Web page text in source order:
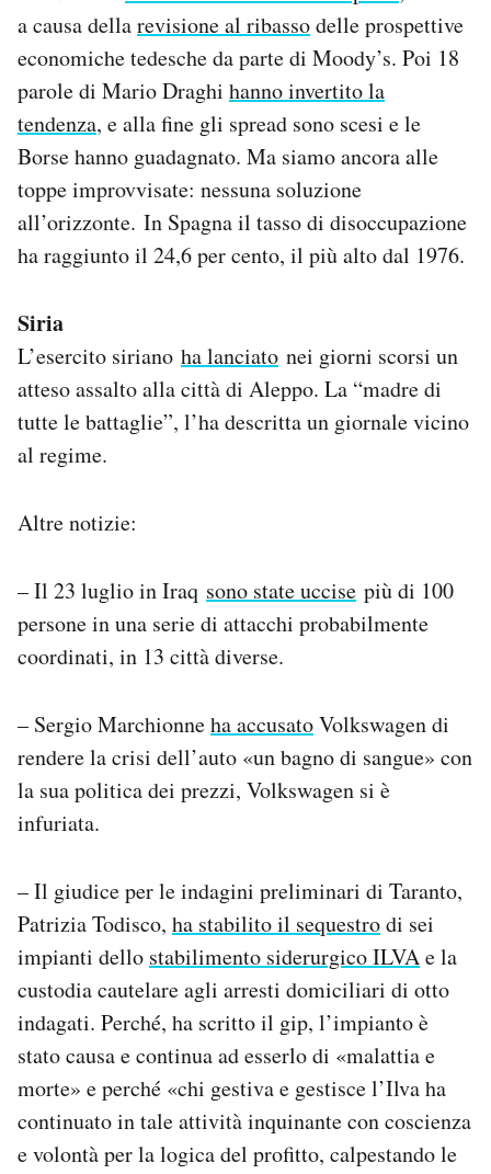
a causa dellarevisione al ribassodelle prospettive
economiche tedesche da parte di Moody’s. Poi 18
parole di Mario Draghi hanno invertito la
tendenza, e alla fine gli spread sono scesi e le
Borse hanno guadagnato. Ma siamo ancora alle
toppe improvvisate: nessuna soluzione
all’orizzonte. In Spagna il tasso di disoccupazione
ha raggiunto il 24,6 per cento, il più alto dal 1976.
Siria
L’esercito siriano ha lanciato nei giorni scorsi un
atteso assalto alla città di Aleppo. La “madre di
tutte le battaglie”, l’ha descritta un giornale vicino
al regime.
Altre notizie:
– Il 23 luglio in Iraq sono state uccise più di 100
persone in una serie di attacchi probabilmente
coordinati, in 13 città diverse.
– Sergio Marchionneha accusatoVolkswagen di
rendere la crisi dell’auto «un bagno di sangue» con
la sua politica dei prezzi, Volkswagen si è
infuriata.
– Il giudice per le indagini preliminari di Taranto,
Patrizia Todisco, ha stabilito il sequestrodi sei
impianti dello stabilimento siderurgico ILVAe la
custodia cautelare agli arresti domiciliari di otto
indagati. Perché, ha scritto il gip, l’impianto è
stato causa e continua ad esserlo di «malattia e
morte» e perché «chi gestiva e gestisce l’Ilva ha
continuato in tale attività inquinante con coscienza
e volontà per la logica del profitto, calpestando le